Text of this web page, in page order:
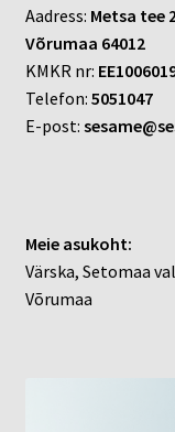
Aadress: Metsa tee
Võrumaa 64012
KMKR nr:
Telefon: 5051047
E-post:
Meie asukoht:
Värska, Setomaa
Võrumaa